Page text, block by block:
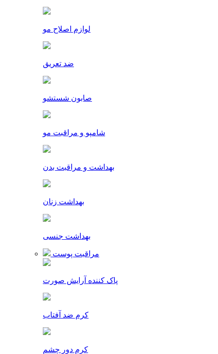
لوازم اصلاح مو
ضد تعریق
صابون شستشو
شامپو و مراقبت مو
بهداشت و مراقبت بدن
بهداشت زنان
بهداشت جنسی
مراقبت پوست
پاک کننده آرایش صورت
کرم ضد آفتاب
کرم دور چشم